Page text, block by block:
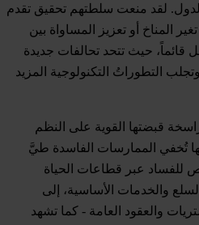
لقد منعت سلطتهم تحقيق تقدم
المناخ أو تعزيز المساواة بين
قائماً، حيث تتحد تحالفات جديدة
التطوراتُ التكنولوجية المزيد
قبضتها القوية على النظم
إنها تُخفي الممارسات الفاسدة طيَّ
للفساد عبر قطاعات الحياة
والخدمات الأساسية، إلى
والعقود العامة - كما تشهد